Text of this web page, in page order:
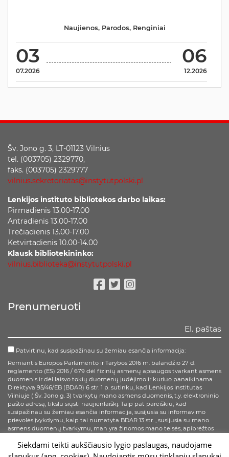
03
07.2026
06
12.2026
Naujienos, Parodos, Renginiai
Šv. Jono g. 3, LT-01123 Vilnius
tel. (003705) 2329770,
faks. (003705) 2329777
vilnius.sekretoriatas@instytutpolski.pl
Lenkijos instituto bibliotekos darbo laikas:
Pirmadienis 13.00-17.00
Antradienis 13.00-17.00
Trečiadienis 13.00-17.00
Ketvirtadienis 10.00-14.00
Klausk bibliotekininko:
vilnius.biblioteka@instytutpolski.pl
Prenumeruoti
Patvirtinu, kad susipažinau su žemiau esančia informacija:
Remiantis Europos Parlamento ir Tarybos 2016 m. balandžio 27 d.
reglamento (ES) 2016 / 679 dėl fizinių asmenų apsaugos tvarkant asmens
duomenis ir dėl laisvo tokių duomenų judėjimo ir kuriuo panaikinama
Direktyva 95/46/EB (BDAR) 6 str. 1 p. sutinku, kad Lenkijos institutas
Vilniuje ( Šv. Jono g. 3) tvarkytų mano asmens duomenis, t.y. elektroninio
pašto adresą, tikslu siųsti naujienlaiškį. Taip pat pareiškiu, kad
susipažinau su žemiau esančia informacija, susijusia su informavimo
prievolės įvykdymu, kaip tai numatyta BDAR 13 str. , susijusia su mano
asmens duomenų tvarkymu, man yra žinomos mano teisės, apibrėžtos
Siekdami teikti aukščiausio lygio paslaugas, naudojame